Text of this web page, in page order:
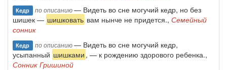
Кедр по описанию— Видеть во сне могучий кедр, но без
шишек — шишковать вам нынче не придется., Семейный
сонник
Кедр по описанию— Видеть во сне могучий кедр,
усыпанный шишками , — к рождению здорового ребенка.,
Сонник Гришиной